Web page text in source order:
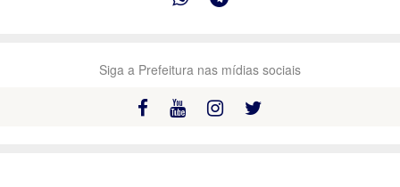
Siga a Prefeitura nas mídias sociais